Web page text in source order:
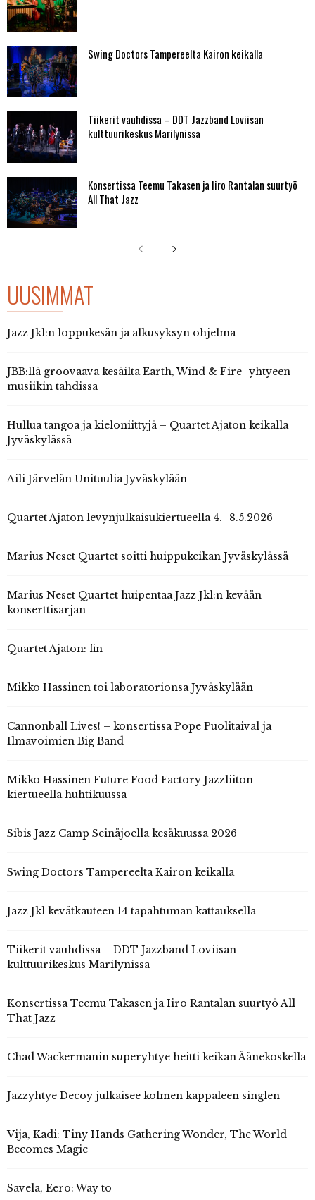
Swing Doctors Tampereelta Kairon keikalla
Tiikerit vauhdissa – DDT Jazzband Loviisan
kulttuurikeskus Marilynissa
Konsertissa Teemu Takasen ja Iiro Rantalan suurtyö
All That Jazz
UUSIMMAT
Jazz Jkl:n loppukesän ja alkusyksyn ohjelma
JBB:llä groovaava kesäilta Earth, Wind & Fire -yhtyeen
musiikin tahdissa
Hullua tangoa ja kieloniittyjä – Quartet Ajaton keikalla
Jyväskylässä
Aili Järvelän Unituulia Jyväskylään
Quartet Ajaton levynjulkaisukiertueella 4.–8.5.2026
Marius Neset Quartet soitti huippukeikan Jyväskylässä
Marius Neset Quartet huipentaa Jazz Jkl:n kevään
konserttisarjan
Quartet Ajaton: fin
Mikko Hassinen toi laboratorionsa Jyväskylään
Cannonball Lives! – konsertissa Pope Puolitaival ja
Ilmavoimien Big Band
Mikko Hassinen Future Food Factory Jazzliiton
kiertueella huhtikuussa
Sibis Jazz Camp Seinäjoella kesäkuussa 2026
Swing Doctors Tampereelta Kairon keikalla
Jazz Jkl kevätkauteen 14 tapahtuman kattauksella
Tiikerit vauhdissa – DDT Jazzband Loviisan
kulttuurikeskus Marilynissa
Konsertissa Teemu Takasen ja Iiro Rantalan suurtyö All
That Jazz
Chad Wackermanin superyhtye heitti keikan Äänekoskella
Jazzyhtye Decoy julkaisee kolmen kappaleen singlen
Vija, Kadi: Tiny Hands Gathering Wonder, The World
Becomes Magic
Savela, Eero: Way to